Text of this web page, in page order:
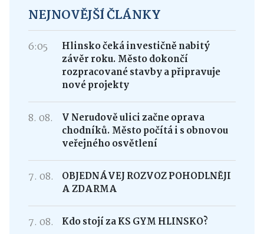
NEJNOVĚJŠÍ ČLÁNKY
6:05
Hlinsko čeká investičně nabitý
závěr roku. Město dokončí
rozpracované stavby a připravuje
nové projekty
8. 08.
V Nerudově ulici začne oprava
chodníků. Město počítá i s obnovou
veřejného osvětlení
7. 08.
OBJEDNÁVEJ ROZVOZ POHODLNĚJI
A ZDARMA
7. 08. Kdo stojí za KS GYM HLINSKO?